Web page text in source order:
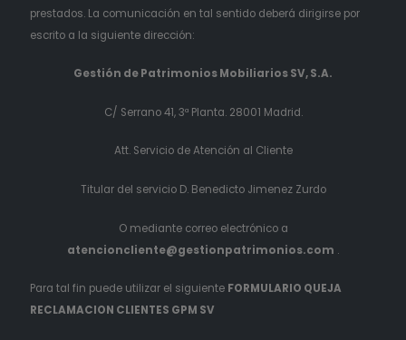
prestados. La comunicación en tal sentido deberá dirigirse por
escrito a la siguiente dirección:
Gestión de Patrimonios Mobiliarios SV, S.A.
C/ Serrano 41, 3ª Planta. 28001 Madrid.
Att. Servicio de Atención al Cliente
Titular del servicio D. Benedicto Jimenez Zurdo
O mediante correo electrónico a
atencioncliente@gestionpatrimonios.com .
Para tal fin puede utilizar el siguiente FORMULARIO QUEJA
RECLAMACION CLIENTES GPM SV